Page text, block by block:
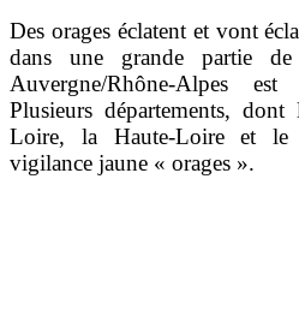
Des orages éclatent et vont
dans une grande partie
Auvergne/Rhône-Alpes est
Plusieurs départements,
Loire, la Haute-Loire et le
vigilance jaune « orages ».